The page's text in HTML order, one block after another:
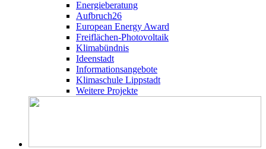
Energieberatung
Aufbruch26
European Energy Award
Freiflächen-Photovoltaik
Klimabündnis
Ideenstadt
Informationsangebote
Klimaschule Lippstadt
Weitere Projekte